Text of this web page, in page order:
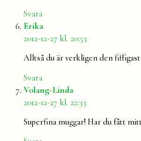
Svara
Erika
2012-12-27 kl. 20:53
Alltså du är verkligen den
Svara
Volang-Linda
2012-12-27 kl. 22:33
Superfina muggar! Har du fått